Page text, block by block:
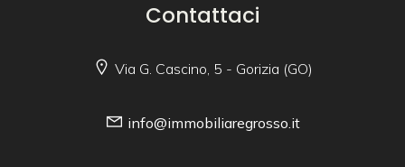
Contattaci
Via G. Cascino, 5 - Gorizia (GO)
info@immobiliaregrosso.it